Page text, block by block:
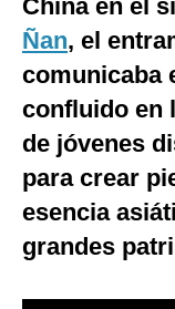
Tecnología
Club del Suscriptor
G de Gestión
Notas Contratadas
China en el
Ñan, el
comunicaba
confluido en
de jóvenes
para crear
esencia
grandes